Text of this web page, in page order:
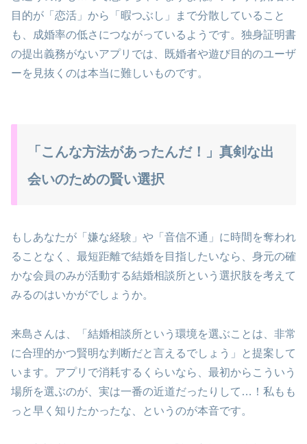
目的が「恋活」から「暇つぶし」まで分散していること
も、成婚率の低さにつながっているようです。独身証明書
の提出義務がないアプリでは、既婚者や遊び目的のユーザ
ーを見抜くのは本当に難しいものです。
「こんな方法があったんだ！」真剣な出
会いのための賢い選択
もしあなたが「嫌な経験」や「音信不通」に時間を奪われ
ることなく、最短距離で結婚を目指したいなら、身元の確
かな会員のみが活動する結婚相談所という選択肢を考えて
みるのはいかがでしょうか。
来島さんは、「結婚相談所という環境を選ぶことは、非常
に合理的かつ賢明な判断だと言えるでしょう」と提案して
います。アプリで消耗するくらいなら、最初からこういう
場所を選ぶのが、実は一番の近道だったりして…！私もも
っと早く知りたかったな、というのが本音です。